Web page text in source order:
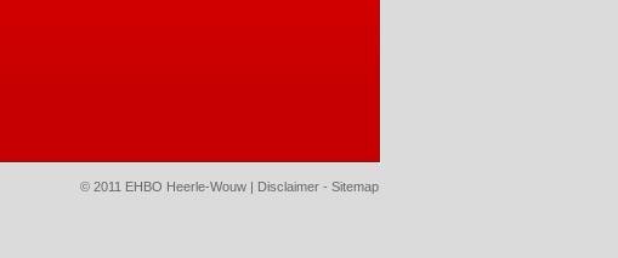
© 2011 EHBO Heerle-Wouw | Disclaimer - Sitemap